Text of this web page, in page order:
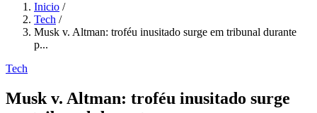
Inicio /
Tech /
Musk v. Altman: troféu inusitado surge em tribunal durante
p...
Tech
Musk v. Altman: troféu inusitado surge